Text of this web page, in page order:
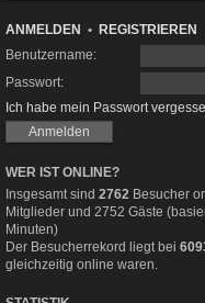
ANMELDEN • REGISTRIEREN
Benutzername:
Passwort:
Ich habe mein Passwort
WER IST ONLINE?
Insgesamt sind 2762 Besucher
Mitglieder und 2752 Gäste
Minuten)
Der Besucherrekord liegt bei
gleichzeitig online waren.